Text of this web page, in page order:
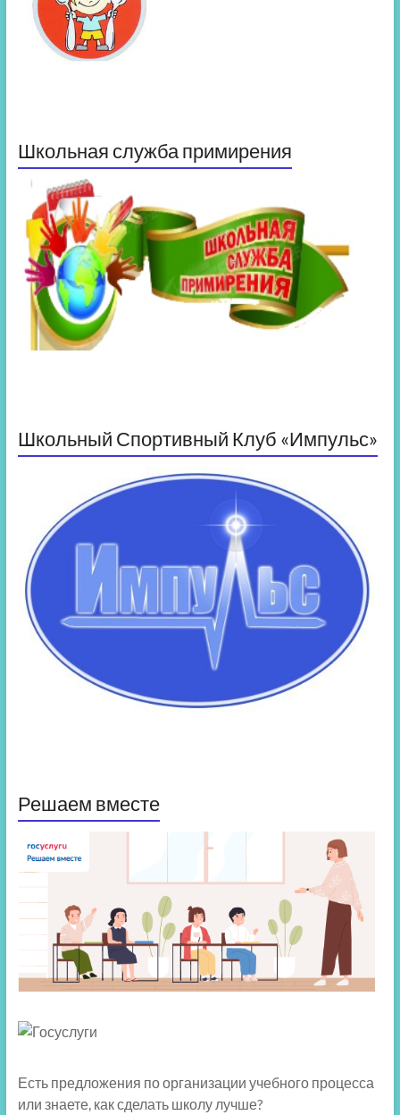
Школьная служба примирения
Школьный Спортивный Клуб «Импульс»
Решаем вместе
Есть предложения по организации учебного процесса
или знаете, как сделать школу лучше?